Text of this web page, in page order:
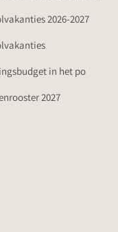
2026-2027
in het po
2027